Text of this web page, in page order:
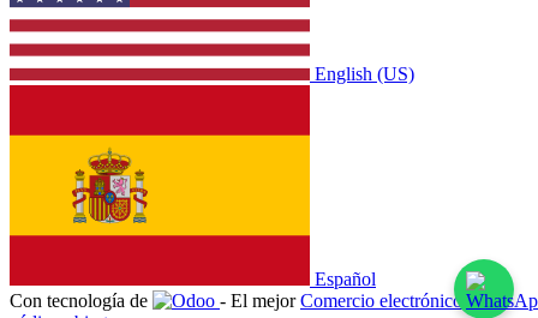
English (US)
Español
Con tecnología de
- El mejorComercio electrónico de